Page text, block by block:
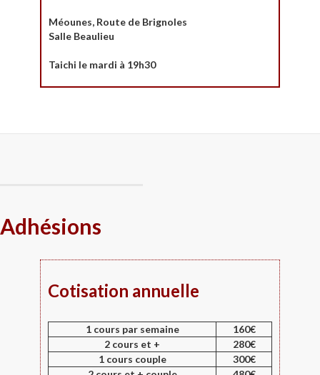
Méounes, Route de Brignoles
Salle Beaulieu
Taichi le mardi à 19h30
Adhésions
Cotisation annuelle
1 cours par semaine
160€
2 cours et +
280€
1 cours couple
300€